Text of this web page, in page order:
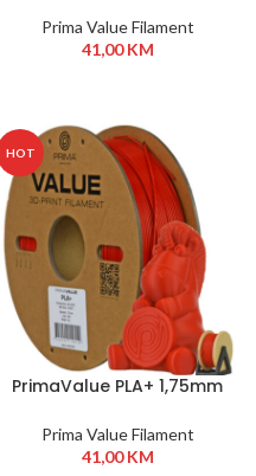
Prima Value Filament
41,00KM
HOT
PrimaValue PLA+ 1,75mm
Prima Value Filament
41,00KM